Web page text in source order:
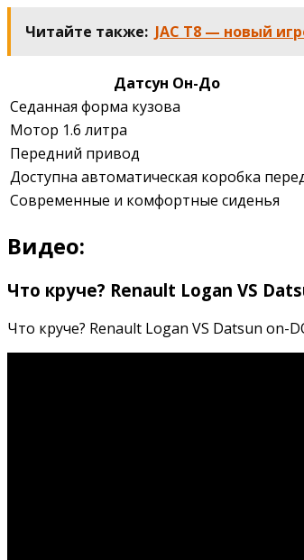
Читайте также: JAC T8 — новый
Датсун Он-До
Седанная форма кузова
Мотор 1.6 литра
Передний привод
Доступна автоматическая коробка
Современные и комфортные сиденья
Видео:
Что круче? Renault Logan VS
Что круче? Renault Logan VS Datsun